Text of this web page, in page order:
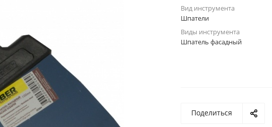
Вид инструмента
Шпатели
Виды инструмента
Шпатель фасадный
Поделиться